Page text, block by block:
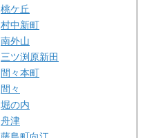
桃ケ丘
村中新町
南外山
三ツ渕原新田
間々本町
間々
堀の内
舟津